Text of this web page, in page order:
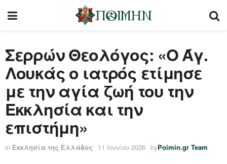
Σερρών Θεολόγος: «Ο Άγ.
Λουκάς ο ιατρός ετίμησε
με την αγία ζωή του την
Εκκλησία και την
επιστήμη»
in Εκκλησία της Ελλάδος 11 Ιουνίου 2026 byPoimin.gr Team